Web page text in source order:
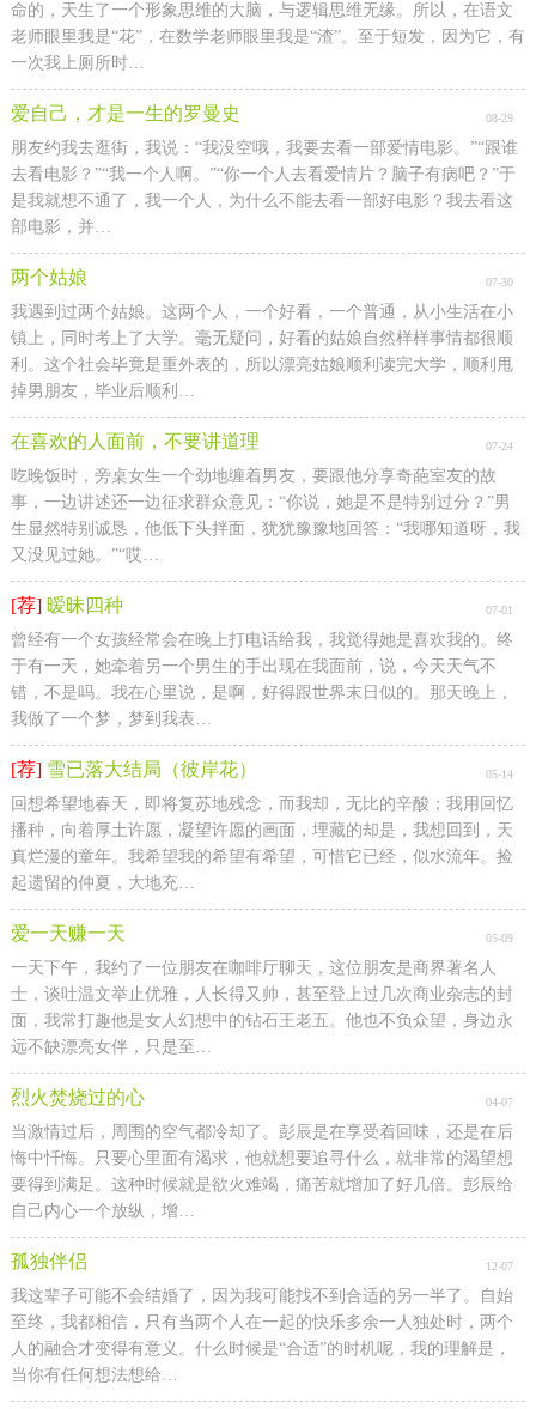
命的，天生了一个形象思维的大脑，与逻辑思维无缘。所以，在语文
老师眼里我是“花”，在数学老师眼里我是“渣”。至于短发，因为它，有
一次我上厕所时…
爱自己，才是一生的罗曼史 08-29
朋友约我去逛街，我说：“我没空哦，我要去看一部爱情电影。”“跟谁
去看电影？”“我一个人啊。”“你一个人去看爱情片？脑子有病吧？”于
是我就想不通了，我一个人，为什么不能去看一部好电影？我去看这
部电影，并…
两个姑娘 07-30
我遇到过两个姑娘。这两个人，一个好看，一个普通，从小生活在小
镇上，同时考上了大学。毫无疑问，好看的姑娘自然样样事情都很顺
利。这个社会毕竟是重外表的，所以漂亮姑娘顺利读完大学，顺利甩
掉男朋友，毕业后顺利…
在喜欢的人面前，不要讲道理 07-24
吃晚饭时，旁桌女生一个劲地缠着男友，要跟他分享奇葩室友的故
事，一边讲述还一边征求群众意见：“你说，她是不是特别过分？”男
生显然特别诚恳，他低下头拌面，犹犹豫豫地回答：“我哪知道呀，我
又没见过她。”“哎…
[荐] 暧昧四种 07-01
曾经有一个女孩经常会在晚上打电话给我，我觉得她是喜欢我的。终
于有一天，她牵着另一个男生的手出现在我面前，说，今天天气不
错，不是吗。我在心里说，是啊，好得跟世界末日似的。那天晚上，
我做了一个梦，梦到我表…
[荐] 雪已落大结局（彼岸花） 05-14
回想希望地春天，即将复苏地残念，而我却，无比的辛酸；我用回忆
播种，向着厚土许愿，凝望许愿的画面，埋藏的却是，我想回到，天
真烂漫的童年。我希望我的希望有希望，可惜它已经，似水流年。捡
起遗留的仲夏，大地充…
爱一天赚一天 05-09
一天下午，我约了一位朋友在咖啡厅聊天，这位朋友是商界著名人
士，谈吐温文举止优雅，人长得又帅，甚至登上过几次商业杂志的封
面，我常打趣他是女人幻想中的钻石王老五。他也不负众望，身边永
远不缺漂亮女伴，只是至…
烈火焚烧过的心 04-07
当激情过后，周围的空气都冷却了。彭辰是在享受着回味，还是在后
悔中忏悔。只要心里面有渴求，他就想要追寻什么，就非常的渴望想
要得到满足。这种时候就是欲火难竭，痛苦就增加了好几倍。彭辰给
自己内心一个放纵，增…
孤独伴侣 12-07
我这辈子可能不会结婚了，因为我可能找不到合适的另一半了。自始
至终，我都相信，只有当两个人在一起的快乐多余一人独处时，两个
人的融合才变得有意义。什么时候是“合适”的时机呢，我的理解是，
当你有任何想法想给…